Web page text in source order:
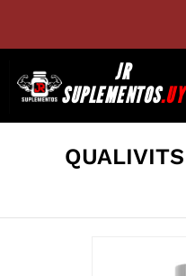
JR
SUPLEMENTOS.UY
QUALIVITS